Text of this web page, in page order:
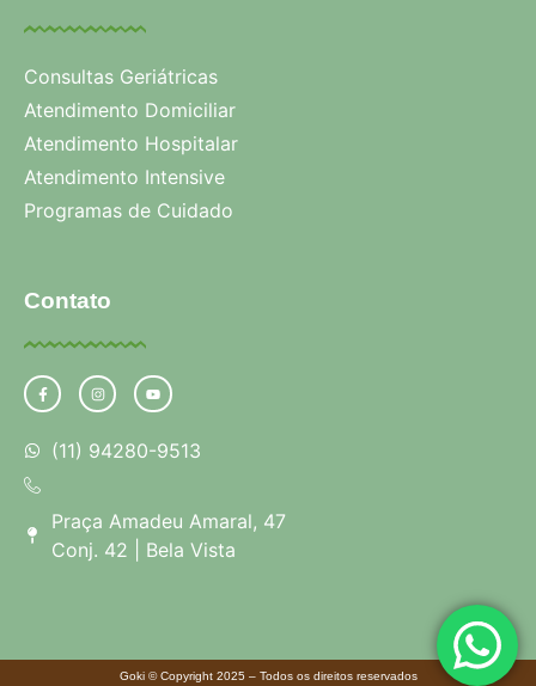
Consultas Geriátricas
Atendimento Domiciliar
Atendimento Hospitalar
Atendimento Intensive
Programas de Cuidado
Contato
(11) 94280-9513
Praça Amadeu Amaral, 47
Conj. 42 | Bela Vista
Goki © Copyright 2025 – Todos os direitos reservados